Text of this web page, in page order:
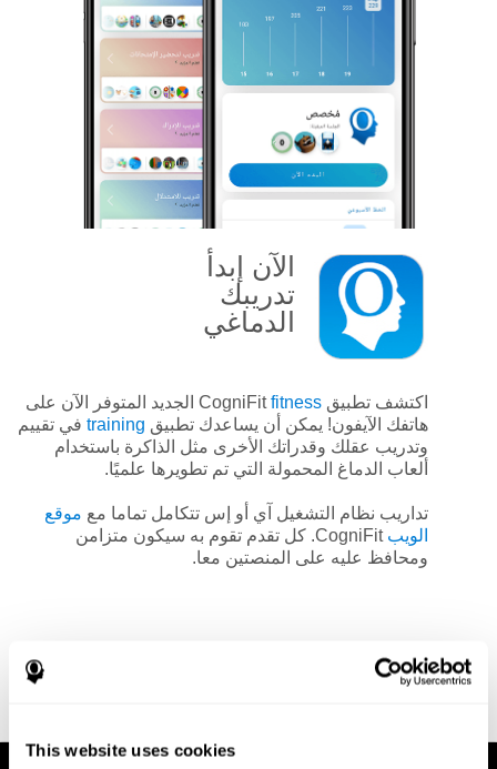
This website uses cookies
الآن إبدأ
تدريبك
الدماغي
اكتشف تطبيق CogniFitfitness
الجديد المتوفر الآن على
هاتفك الآيفون! يمكن أن يساعدك تطبيق training في تقييم
وتدريب عقلك وقدراتك الأخرى مثل الذاكرة باستخدام
ألعاب الدماغ المحمولة التي تم تطويرها علميًا.
تداريب نظام التشغيل آي أو إس تتكامل تماما مع موقع
الويب
CogniFit. كل تقدم تقوم به سيكون متزامن
ومحافظ عليه على المنصتين معا.